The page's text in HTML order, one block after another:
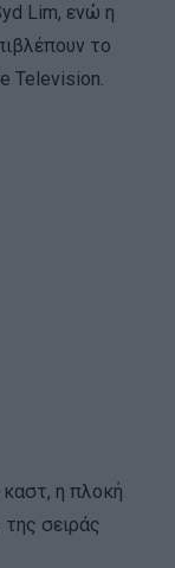
Lim, ενώ η
το
Television.
η πλοκή
της σειράς